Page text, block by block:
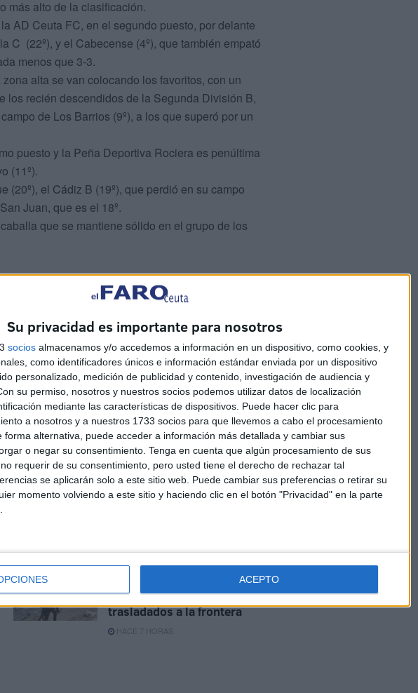
Su privacidad es importante para nosotros
socios almacenamos y/o accedemos a información en un dispositivo, como cookies, y
como identificadores únicos e información estándar enviada por un dispositivo
personalizado, medición de publicidad y contenido, investigación de audiencia y
su permiso, nosotros y nuestros socios podemos utilizar datos de localización
mediante las características de dispositivos. Puede hacer clic para
a nosotros y a nuestros 1733 socios para que llevemos a cabo el procesamiento
forma alternativa, puede acceder a información más detallada y cambiar sus
o negar su consentimiento. Tenga en cuenta que algún procesamiento de sus
requerir de su consentimiento, pero usted tiene el derecho de rechazar tal
se aplicarán solo a este sitio web. Puede cambiar sus preferencias o retirar su
momento volviendo a este sitio y haciendo clic en el botón "Privacidad" en la parte
ACEPTO
más alto de la clasificación.
AD Ceuta FC, en el segundo puesto, por delante
C (22º), y el Cabecense (4º), que también empató
menos que 3-3.
alta se van colocando los favoritos, con un
los recién descendidos de la Segunda División B,
de Los Barrios (9º), a los que superó por un
puesto y la Peña Deportiva Rociera es penúltima
(11º).
(20º), el Cádiz B (19º), que perdió en su campo
Juan, que es el 18º.
que se mantiene sólido en el grupo de los
Disparos en el Príncipe y un
herido por arma blanca
HACE 5 HORAS
Aplazado el amistoso entre
Preocupación por las fotos
de menores con soldados
trasladados a la frontera
HACE 7 HORAS